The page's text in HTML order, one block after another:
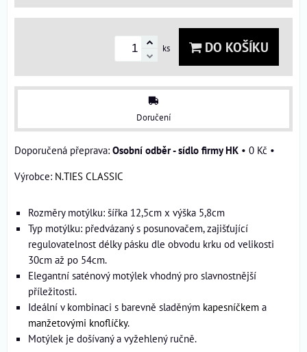
ks DO KOŠÍKU
Doručení
Osobní odběr - sídlo firmy HK • 0 Kč •
Výrobce: N.TIES CLASSIC
Rozměry motýlku: šířka 12,5cm x výška 5,8cm
Typ motýlku: předvázaný s posunovačem, zajišťující
regulovatelnost délky pásku dle obvodu krku od velikosti
30cm až po 54cm.
Elegantní saténový motýlek vhodný pro slavnostnější
příležitosti.
Ideální v kombinaci s barevně sladěným kapesníčkem a
manžetovými knoflíčky.
Motýlek je došívaný a vyžehlený ručně.